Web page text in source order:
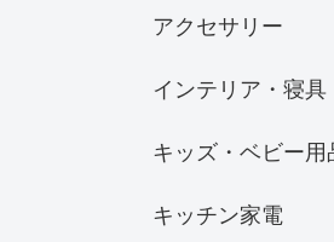
アクセサリー
インテリア・寝具
キッズ・ベビー用
キッチン家電